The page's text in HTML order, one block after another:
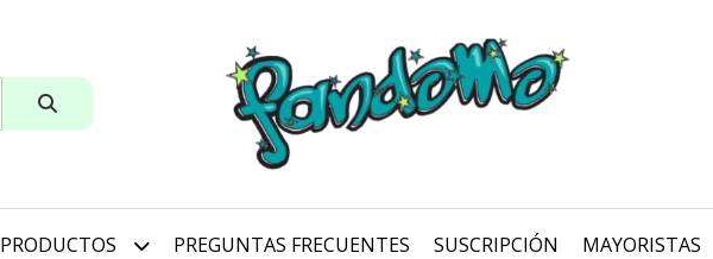
PRODUCTOS PREGUNTAS FRECUENTES SUSCRIPCIÓN MAYORISTAS